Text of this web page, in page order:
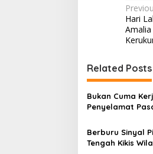
P
o
s
t
n
a
v
i
g
Hari
Related Posts
Bukan Cuma
Penyelamat
Berburu Sinyal
Tengah Kikis